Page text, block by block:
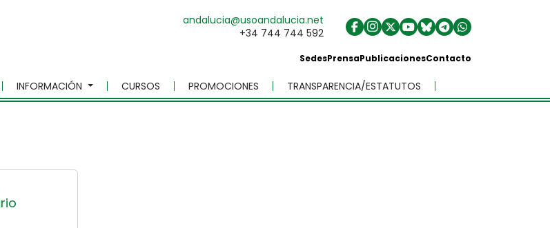
andalucia@usoandalucia.net
+34 744 744 592
SedesPrensaPublicacionesContacto
INFORMACIÓN CURSOS PROMOCIONES TRANSPARENCIA/ESTATUTOS